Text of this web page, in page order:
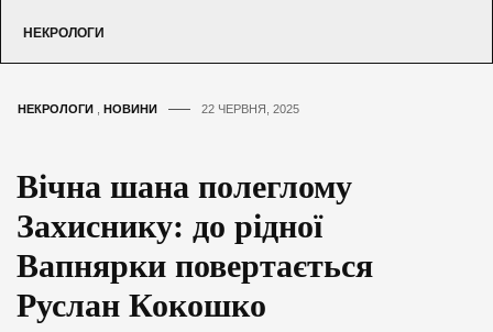
НЕКРОЛОГИ
НЕКРОЛОГИ НОВИНИ 22 ЧЕРВНЯ, 2025
Вічна шана полеглому
Захиснику: до рідної
Вапнярки повертається
Руслан Кокошко